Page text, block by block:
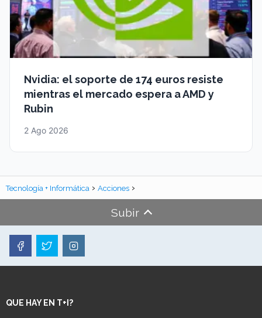
Nvidia: el soporte de 174 euros resiste
mientras el mercado espera a AMD y
Rubin
2 Ago 2026
Tecnología + Informática Acciones
Subir
QUE HAY EN T+I?